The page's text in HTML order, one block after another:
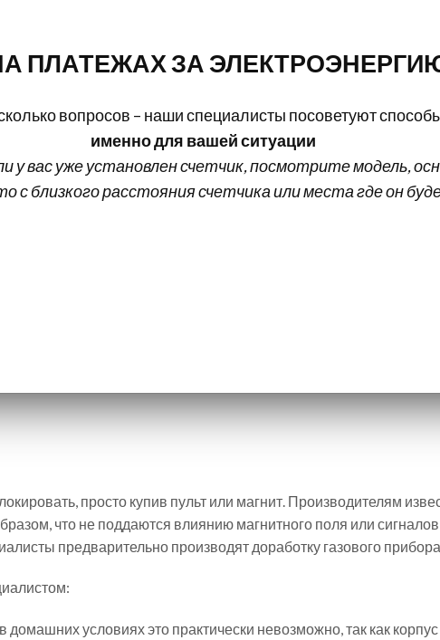
ПЛАТЕЖАХ ЗА
вопросов – наши специалисты посоветуют
именно для вашей ситуации
у вас уже установлен счетчик, посмотрите модель,
с близкого расстояния счетчика или места где он
просто купив пульт или магнит. Производителям
что не поддаются влиянию магнитного поля или
предварительно производят доработку газового прибора
условиях это практически невозможно, так как